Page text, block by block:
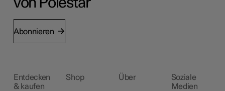
Abonnieren
Entdecken
& kaufen
Shop Über
Soziale
Medien